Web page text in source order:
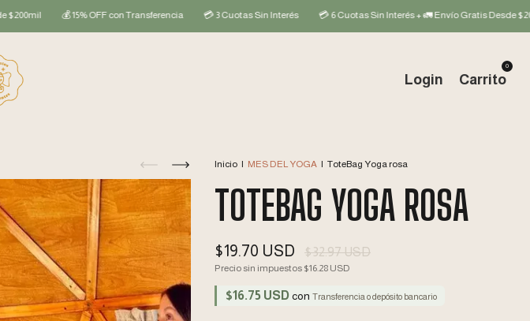
💰 15% OFF con Transferencia 💳 3 Cuotas Sin Interés 💳 6 Cuotas Sin Interés + 🚛 Envío Gratis Desde $200mil 💰
Login Carrito
0
Inicio | MES DEL YOGA | ToteBag Yoga rosa
TOTEBAG YOGA ROSA
$19.70 USD $32.97 USD
Precio sin impuestos $16.28 USD
$16.75 USD con Transferencia o depósito bancario